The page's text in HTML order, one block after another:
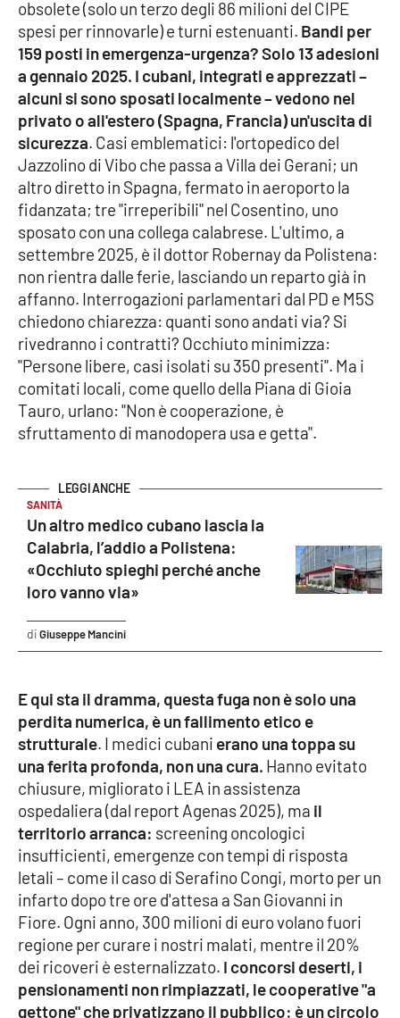
APP
Android
Apple
obsolete (solo un terzo degli 86 milioni del CIPE
spesi per rinnovarle) e turni estenuanti. Bandi per
159 posti in emergenza-urgenza? Solo 13 adesioni
a gennaio 2025. I cubani, integrati e apprezzati –
alcuni si sono sposati localmente – vedono nel
privato o all'estero (Spagna, Francia) un'uscita di
sicurezza. Casi emblematici: l'ortopedico del
Jazzolino di Vibo che passa a Villa dei Gerani; un
altro diretto in Spagna, fermato in aeroporto la
fidanzata; tre "irreperibili" nel Cosentino, uno
sposato con una collega calabrese. L'ultimo, a
settembre 2025, è il dottor Robernay da Polistena:
non rientra dalle ferie, lasciando un reparto già in
affanno. Interrogazioni parlamentari dal PD e M5S
chiedono chiarezza: quanti sono andati via? Si
rivedranno i contratti? Occhiuto minimizza:
"Persone libere, casi isolati su 350 presenti". Ma i
comitati locali, come quello della Piana di Gioia
Tauro, urlano: "Non è cooperazione, è
sfruttamento di manodopera usa e getta".
SANITÀ
Un altro medico cubano lascia la
Calabria, l’addio a Polistena:
«Occhiuto spieghi perché anche
loro vanno via»
Giuseppe Mancini
E qui sta il dramma, questa fuga non è solo una
perdita numerica, è un fallimento etico e
strutturale. I medici cubani erano una toppa su
una ferita profonda, non una cura. Hanno evitato
chiusure, migliorato i LEA in assistenza
ospedaliera (dal report Agenas 2025), ma il
territorio arranca: screening oncologici
insufficienti, emergenze con tempi di risposta
letali – come il caso di Serafino Congi, morto per un
infarto dopo tre ore d'attesa a San Giovanni in
Fiore. Ogni anno, 300 milioni di euro volano fuori
regione per curare i nostri malati, mentre il 20%
dei ricoveri è esternalizzato. I concorsi deserti, i
pensionamenti non rimpiazzati, le cooperative "a
gettone" che privatizzano il pubblico: è un circolo